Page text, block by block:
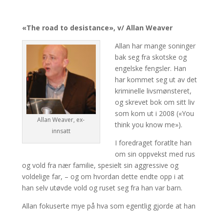
«The road to desistance», v/ Allan Weaver
Allan Weaver, ex-
innsatt
Allan har mange soninger
bak seg fra skotske og
engelske fengsler. Han
har kommet seg ut av det
kriminelle livsmønsteret,
og skrevet bok om sitt liv
som kom ut i 2008 («You
think you know me»).
I foredraget foratlte han
om sin oppvekst med rus
og vold fra nær familie, spesielt sin aggressive og
voldelige far, – og om hvordan dette endte opp i at
han selv utøvde vold og ruset seg fra han var barn.
Allan fokuserte mye på hva som egentlig gjorde at han